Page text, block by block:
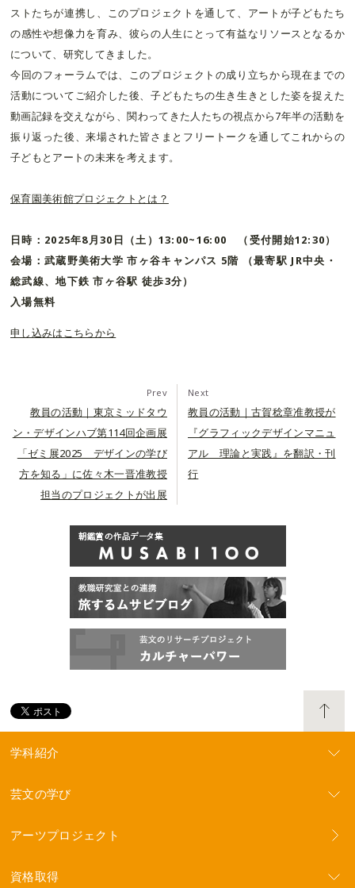
ストたちが連携し、このプロジェクトを通して、アートが子どもたち
の感性や想像力を育み、彼らの人生にとって有益なリソースとなるか
について、研究してきました。
今回のフォーラムでは、このプロジェクトの成り立ちから現在までの
活動についてご紹介した後、子どもたちの生き生きとした姿を捉えた
動画記録を交えながら、関わってきた人たちの視点から7年半の活動を
振り返った後、来場された皆さまとフリートークを通してこれからの
子どもとアートの未来を考えます。
保育園美術館プロジェクトとは？
日時：2025年8月30日（土）13:00~16:00 （受付開始12:30）
会場：武蔵野美術大学 市ヶ谷キャンパス 5階 （最寄駅 JR中央・
総武線、地下鉄 市ヶ谷駅 徒歩3分）
入場無料
申し込みはこちらから
Prev
教員の活動｜東京ミッドタウ
ン・デザインハブ第114回企画展
「ゼミ展2025 デザインの学び
方を知る」に佐々木一晋准教授
担当のプロジェクトが出展
Next
教員の活動｜古賀稔章准教授が
『グラフィックデザインマニュ
アル 理論と実践』を翻訳・刊
行
学科紹介
芸文の学び
アーツプロジェクト
資格取得